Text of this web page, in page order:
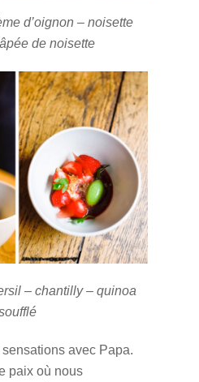
d’oignon – noisette
de noisette
– chantilly – quinoa
avec Papa.
paix où nous